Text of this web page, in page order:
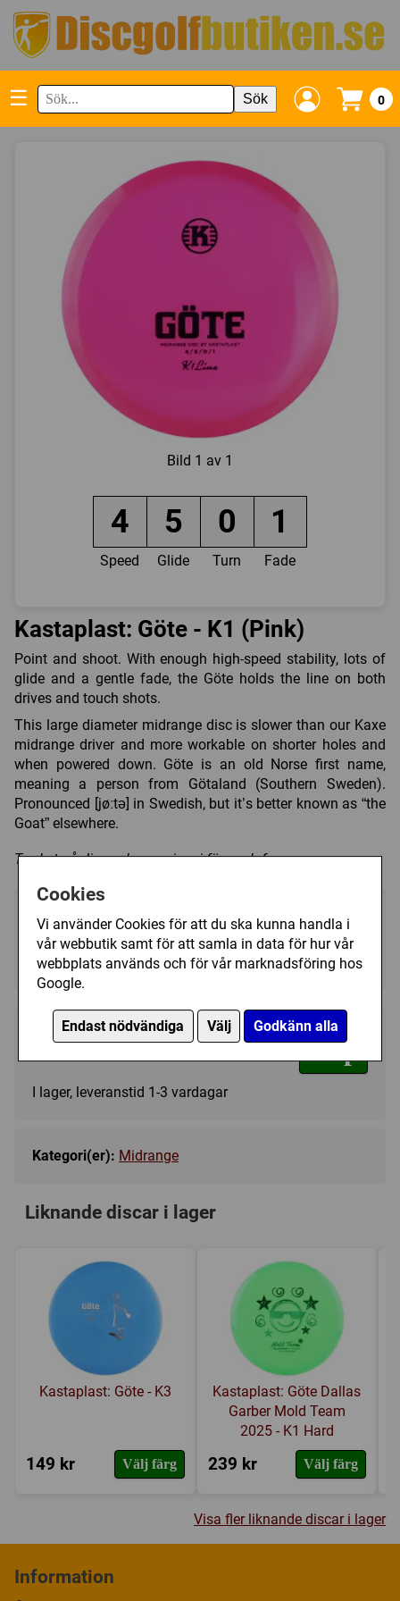
Cookies
Vi använder Cookies för att du ska kunna handla i
vår webbutik samt för att samla in data för hur vår
webbplats används och för vår marknadsföring hos
Google.
Endast nödvändiga Välj Godkänn alla
☰ Sök 0
Bild 1 av 1
4 5 0 1
Speed Glide Turn Fade
Kastaplast: Göte - K1 (Pink)
Point and shoot. With enough high-speed stability, lots of
glide and a gentle fade, the Göte holds the line on both
drives and touch shots.
This large diameter midrange disc is slower than our Kaxe
midrange driver and more workable on shorter holes and
when powered down. Göte is an old Norse first name,
meaning a person from Götaland (Southern Sweden).
Pronounced [jøːtə] in Swedish, but it’s better known as “the
Goat” elsewhere.
Trycket på discen kan variera i färg och form.
Pink - I lager ▼
209 kr Köp
I lager, leveranstid 1-3 vardagar
Kategori(er): Midrange
Liknande discar i lager
Kastaplast: Göte - K3
149 kr Välj färg
Kastaplast: Göte Dallas
Garber Mold Team
2025 - K1 Hard
239 kr Välj färg
Visa fler liknande discar i lager
Information